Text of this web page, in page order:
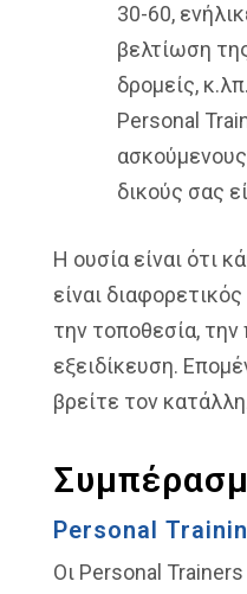
30-60,
βελτίωση
δρομείς,
Personal
δικούς σας
Η ουσία είναι ότι
είναι
την τοποθεσία,
εξειδίκευση.
βρείτε τον
Personal
Οι Personal